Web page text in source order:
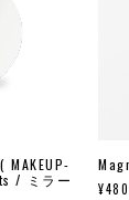
/ ミラー
¥480